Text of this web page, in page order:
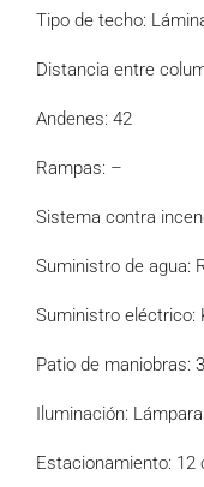
Tipo de techo:
Distancia entre
Andenes: 42
Rampas: –
Sistema contra
Suministro de agua:
Suministro eléctrico:
Patio de maniobras:
Iluminación:
Estacionamiento: 12